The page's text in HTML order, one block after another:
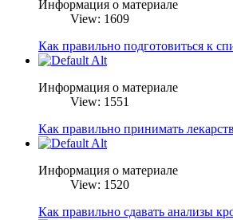
Информация о материале
View: 1609
Как правильно подготовиться к
Информация о материале
View: 1551
Как правильно принимать
Информация о материале
View: 1520
Как правильно сдавать анализы